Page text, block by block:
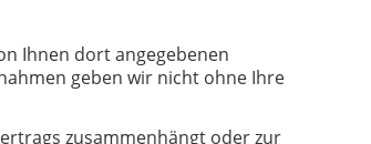
Ihnen dort angegebenen
geben wir nicht ohne Ihre
zusammenhängt oder zur